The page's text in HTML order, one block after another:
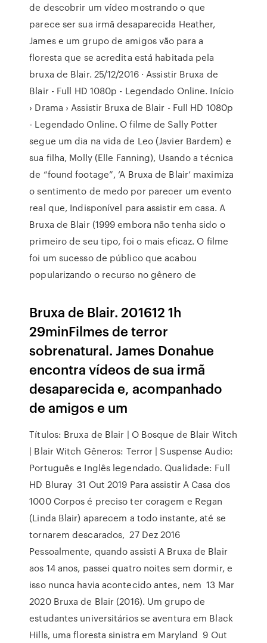
de descobrir um vídeo mostrando o que
parece ser sua irmã desaparecida Heather,
James e um grupo de amigos vão para a
floresta que se acredita está habitada pela
bruxa de Blair. 25/12/2016 · Assistir Bruxa de
Blair - Full HD 1080p - Legendado Online. Início
› Drama › Assistir Bruxa de Blair - Full HD 1080p
- Legendado Online. O filme de Sally Potter
segue um dia na vida de Leo (Javier Bardem) e
sua filha, Molly (Elle Fanning), Usando a técnica
de “found footage”, ‘A Bruxa de Blair’ maximiza
o sentimento de medo por parecer um evento
real que, Indisponível para assistir em casa. A
Bruxa de Blair (1999 embora não tenha sido o
primeiro de seu tipo, foi o mais eficaz. O filme
foi um sucesso de público que acabou
popularizando o recurso no gênero de
Bruxa de Blair. 201612 1h
29minFilmes de terror
sobrenatural. James Donahue
encontra vídeos de sua irmã
desaparecida e, acompanhado
de amigos e um
Títulos: Bruxa de Blair | O Bosque de Blair Witch
| Blair Witch Gêneros: Terror | Suspense Audio:
Português e Inglês legendado. Qualidade: Full
HD Bluray 31 Out 2019 Para assistir A Casa dos
1000 Corpos é preciso ter coragem e Regan
(Linda Blair) aparecem a todo instante, até se
tornarem descarados, 27 Dez 2016
Pessoalmente, quando assisti A Bruxa de Blair
aos 14 anos, passei quatro noites sem dormir, e
isso nunca havia acontecido antes, nem 13 Mar
2020 Bruxa de Blair (2016). Um grupo de
estudantes universitários se aventura em Black
Hills, uma floresta sinistra em Maryland 9 Out